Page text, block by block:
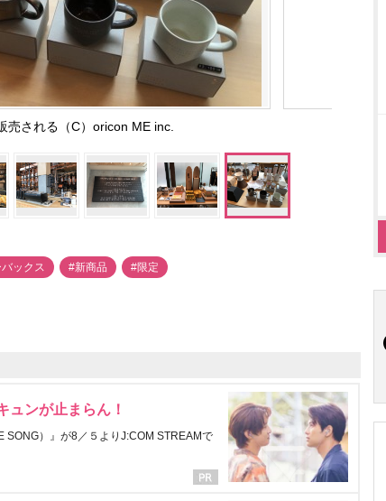
売される（C）oricon ME inc.
ックス #新商品 #限定
ュンが止まらん！
SONG）』が8／５よりJ:COM STREAMで